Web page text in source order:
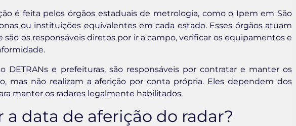
é feita pelos órgãos estaduais de metrologia, como o Ipem em São
ou instituições equivalentes em cada estado. Esses órgãos atuam
os responsáveis diretos por ir a campo, verificar os equipamentos e
DETRANs e prefeituras, são responsáveis por contratar e manter os
mas não realizam a aferição por conta própria. Eles dependem dos
manter os radares legalmente habilitados.
a data de aferição do radar?